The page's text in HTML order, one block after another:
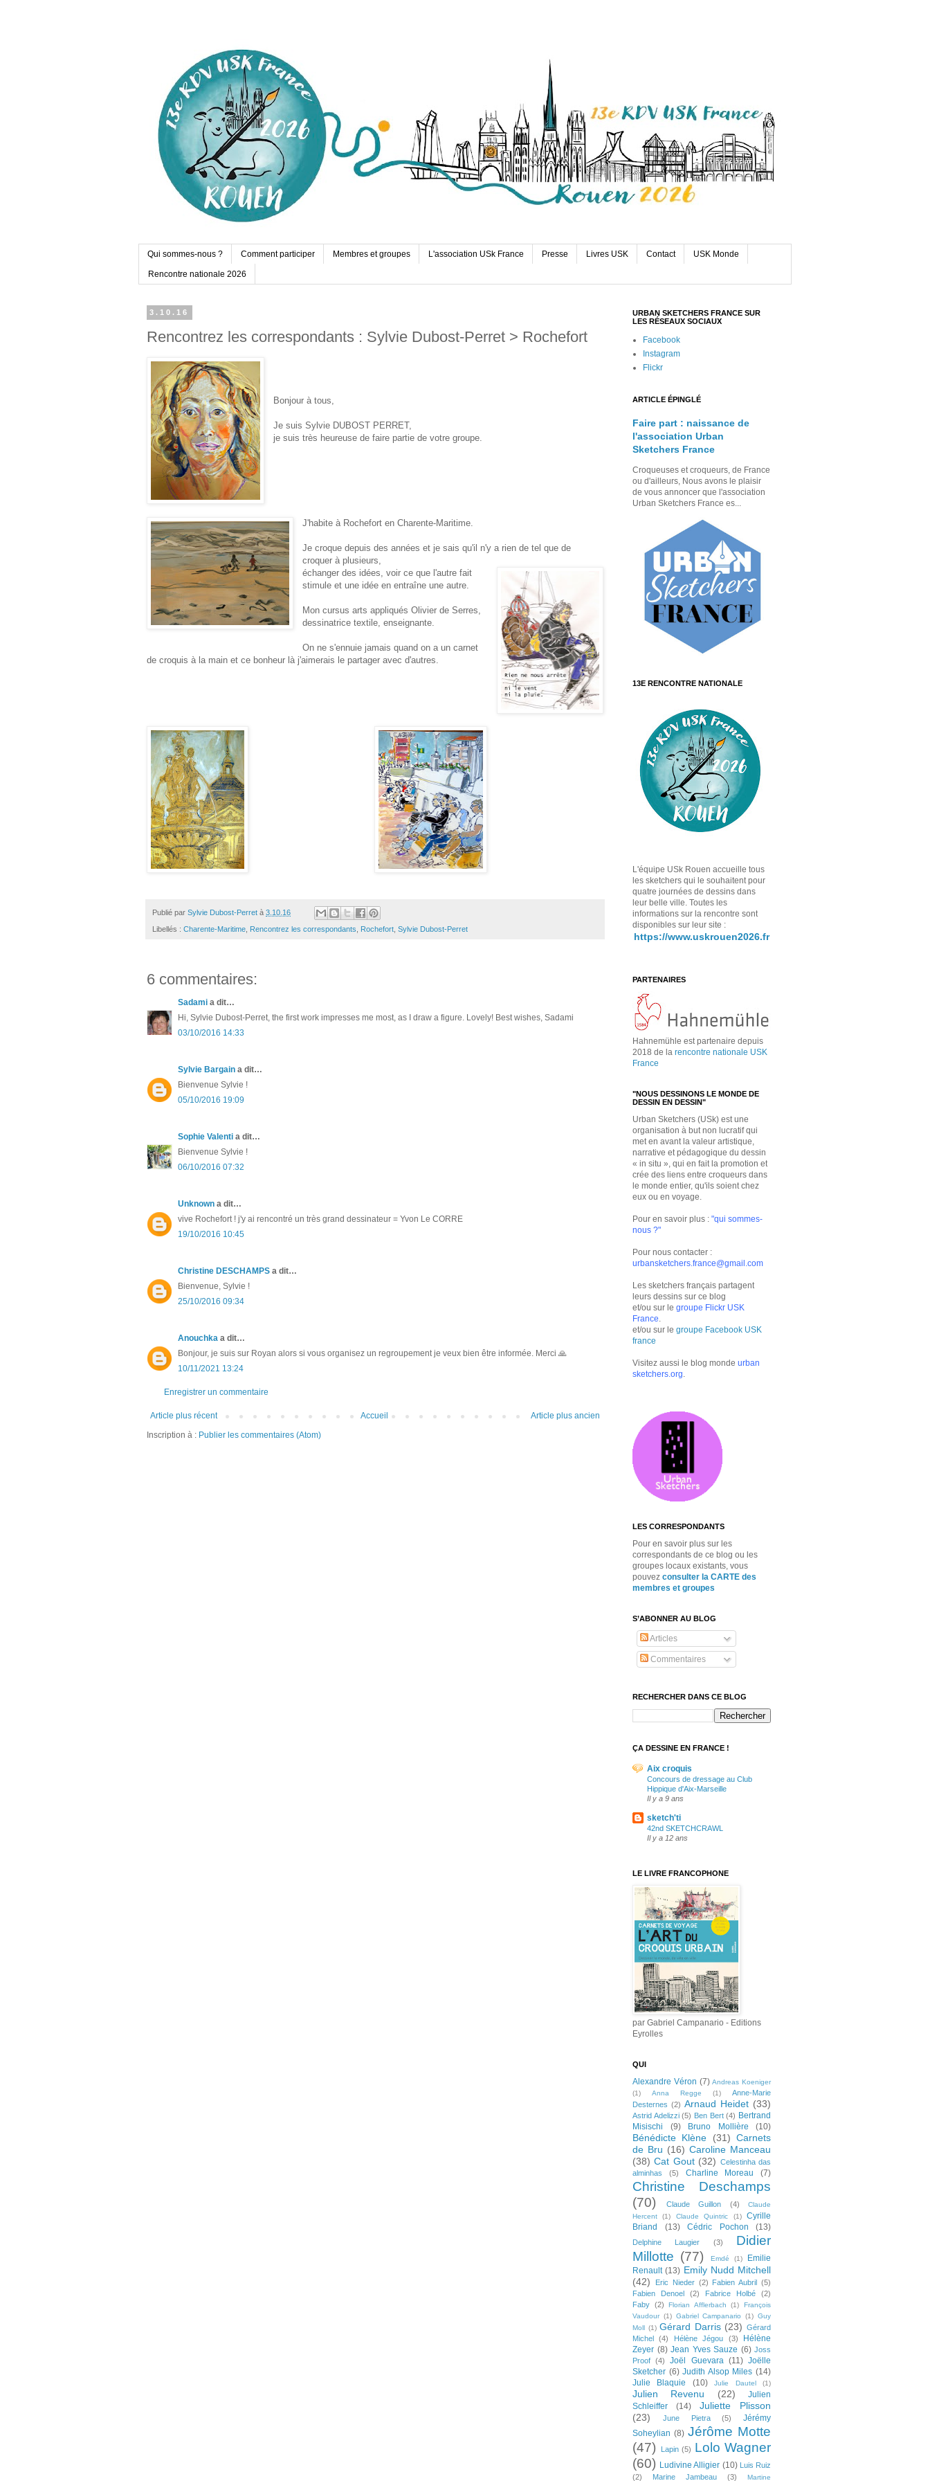
Qui sommes-nous ? Comment participer Membres et groupes L'association USk France Presse Livres USK Contact USK Monde
Rencontre nationale 2026
3.10.16
Rencontrez les correspondants : Sylvie Dubost-Perret > Rochefort
Bonjour à tous,
Je suis Sylvie DUBOST PERRET,
je suis très heureuse de faire partie de votre groupe.
J'habite à Rochefort en Charente-Maritime.
Je croque depuis des années et je sais qu'il n'y a rien de tel que de
croquer à plusieurs,
échanger des idées, voir ce que l'autre fait
stimule et une idée en entraîne une autre.
Mon cursus arts appliqués Olivier de Serres,
dessinatrice textile, enseignante.
On ne s'ennuie jamais quand on a un carnet
de croquis à la main et ce bonheur là j'aimerais le partager avec d'autres.
Publié par Sylvie Dubost-Perret à 3.10.16
Libellés : Charente-Maritime Rencontrez les correspondants Rochefort Sylvie Dubost-Perret
6 commentaires:
Sadami a dit…
Hi, Sylvie Dubost-Perret, the first work impresses me most, as I draw a figure. Lovely! Best wishes, Sadami
03/10/2016 14:33
Sylvie Bargain a dit…
Bienvenue Sylvie !
05/10/2016 19:09
Sophie Valenti a dit…
Bienvenue Sylvie !
06/10/2016 07:32
Unknown a dit…
vive Rochefort ! j'y ai rencontré un très grand dessinateur = Yvon Le CORRE
19/10/2016 10:45
Christine DESCHAMPS a dit…
Bienvenue, Sylvie !
25/10/2016 09:34
Anouchka a dit…
Bonjour, je suis sur Royan alors si vous organisez un regroupement je veux bien être informée. Merci 🙏
10/11/2021 13:24
Enregistrer un commentaire
Article plus récent Article plus ancien
Accueil
Inscription à : Publier les commentaires (Atom)
URBAN SKETCHERS FRANCE SUR
LES RÉSEAUX SOCIAUX
Facebook
Instagram
Flickr
ARTICLE ÉPINGLÉ
Faire part : naissance de
l'association Urban
Sketchers France
Croqueuses et croqueurs, de France
ou d'ailleurs, Nous avons le plaisir
de vous annoncer que l'association
Urban Sketchers France es...
13E RENCONTRE NATIONALE
L'équipe USk Rouen accueille tous
les sketchers qui le souhaitent pour
quatre journées de dessins dans
leur belle ville. Toutes les
informations sur la rencontre sont
disponibles sur leur site :
https://www.uskrouen2026.fr
PARTENAIRES
Hahnemühle est partenaire depuis
2018 de la rencontre nationale USK
France
"NOUS DESSINONS LE MONDE DE
DESSIN EN DESSIN"
Urban Sketchers (USk) est une
organisation à but non lucratif qui
met en avant la valeur artistique,
narrative et pédagogique du dessin
« in situ », qui en fait la promotion et
crée des liens entre croqueurs dans
le monde entier, qu'ils soient chez
eux ou en voyage.
Pour en savoir plus : "qui sommes-
nous ?"
Pour nous contacter :
urbansketchers.france@gmail.com
Les sketchers français partagent
leurs dessins sur ce blog
et/ou sur le groupe Flickr USK
France
et/ou sur le groupe Facebook USK
france
Visitez aussi le blog monde urban
sketchers.org
LES CORRESPONDANTS
Pour en savoir plus sur les
correspondants de ce blog ou les
groupes locaux existants, vous
pouvez consulter la CARTE des
membres et groupes
S’ABONNER AU BLOG
Articles
Commentaires
RECHERCHER DANS CE BLOG
ÇA DESSINE EN FRANCE !
Aix croquis
Concours de dressage au Club
Hippique d'Aix-Marseille
Il y a 9 ans
sketch'ti
42nd SKETCHCRAWL
Il y a 12 ans
LE LIVRE FRANCOPHONE
par Gabriel Campanario - Editions
Eyrolles
QUI
Alexandre Véron (7) Andreas Koeniger
(1)
Anna Regge (1)
Anne-Marie
Desternes (2) Arnaud Heidet (33)
Astrid Adelizzi (5) Ben Bert (4) Bertrand
Misischi
(9) Bruno Mollière (10)
Bénédicte Klène (31) Carnets
de Bru (16) Caroline Manceau
(38) Cat Gout (32) Celestinha das
alminhas
(5) Charline Moreau (7)
Christine Deschamps
(70)
Claude Guillon (4)
Claude
Hercent
(1) Claude Quintric (1)
Cyrille
Briand
(13) Cédric Pochon (13)
Delphine Laugier (3)
Didier
Millotte (77) Emdé (1)
Emilie
Renault (13) Emily Nudd Mitchell
(42)
Eric Nieder (2) Fabien Aubril (5)
Fabien Denoel
(2) Fabrice Holbé
(2)
Faby (2) Florian Afflerbach (1)
François
Vaudour (1) Gabriel Campanario (1) Guy
Moll (1) Gérard Darris (23) Gérard
Michel
(4) Hélène Jégou (3)
Hélène
Zeyer (8) Jean Yves Sauze (6) Joss
Proof
(4) Joël Guevara (11) Joëlle
Sketcher (6) Judith Alsop Miles (14)
Julie Blaquie
(10) Julie Dautel (1)
Julien Revenu (22)
Julien
Schleiffer
(14)
Juliette Plisson
(23)
June Pietra (5)
Jérémy
Soheylian (8) Jérôme Motte
(47)
Lapin (5) Lolo Wagner
(60) Ludivine Alligier (10) Luis Ruiz
(2)
Marine Jambeau (3) Martine